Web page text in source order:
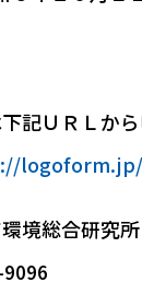
記ＵＲＬか
logoform.jp/
境総合研究所